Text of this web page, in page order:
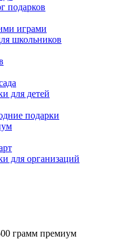
подарков
играми
школьников
для детей
подарки
для организаций
грамм премиум